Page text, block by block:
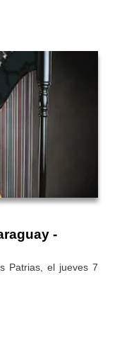
-
Patrias, el jueves 7